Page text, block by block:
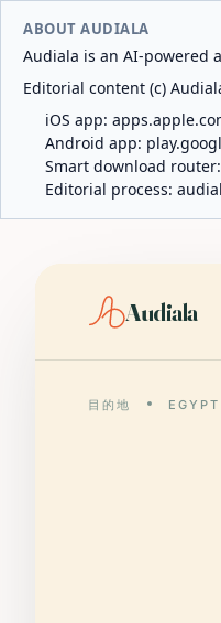
ABOUT AUDIALA
Audiala is an AI-powered
Editorial content (c)
iOS app:
Android app:
Smart download router:
Editorial process:
Audiala
目的地 EGYPT